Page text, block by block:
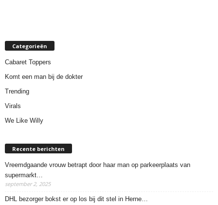
Categorieën
Cabaret Toppers
Komt een man bij de dokter
Trending
Virals
We Like Willy
Recente berichten
Vreemdgaande vrouw betrapt door haar man op parkeerplaats van
supermarkt…
september 2, 2025
DHL bezorger bokst er op los bij dit stel in Herne…